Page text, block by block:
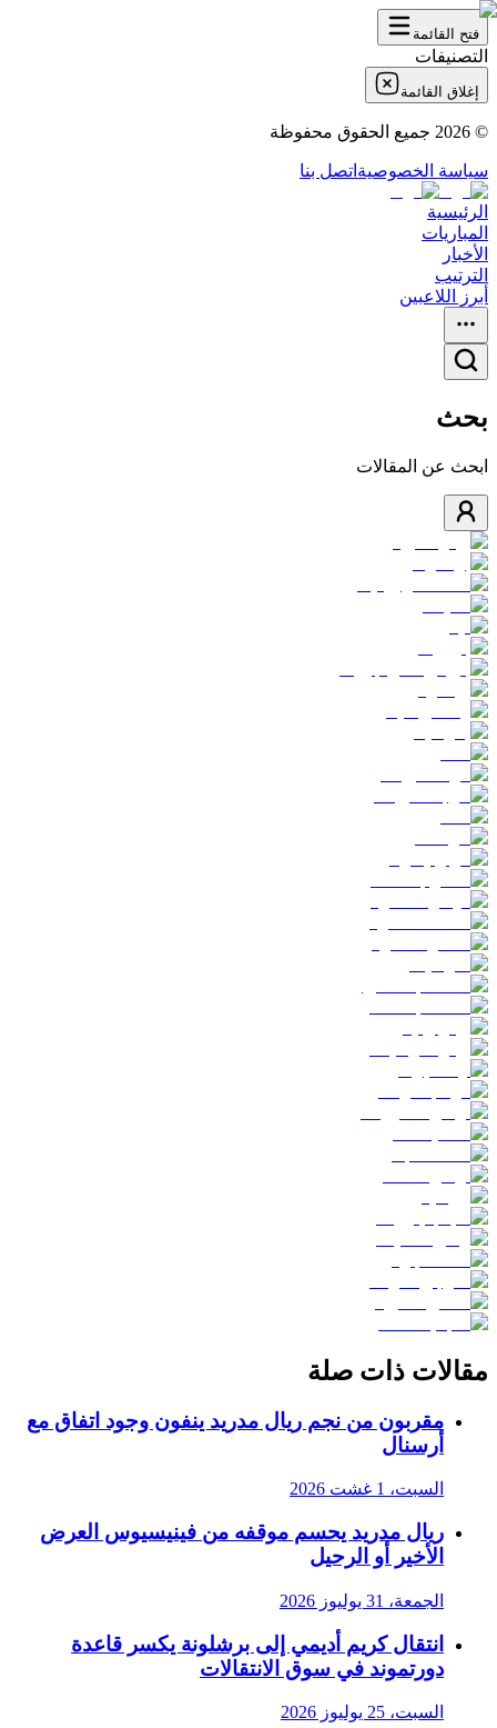
فتح القائمة
التصنيفات
إغلاق القائمة
©
2026 جميع الحقوق محفوظة
سياسة الخصوصية اتصل بنا
الرئيسية
المباريات
الأخبار
الترتيب
أبرز اللاعبين
بحث
ابحث عن المقالات
مقالات ذات صلة
مقربون من نجم ريال مدريد ينفون وجود اتفاق مع
أرسنال
السبت، 1 غشت 2026
ريال مدريد يحسم موقفه من فينيسيوس العرض
الأخير أو الرحيل
الجمعة، 31 يوليوز 2026
انتقال كريم أديمي إلى برشلونة يكسر قاعدة
دورتموند في سوق الانتقالات
السبت، 25 يوليوز 2026